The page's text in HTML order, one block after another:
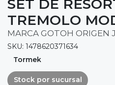
SET DE
TREMOLO
MARCA GOTOH ORIGEN
SKU: 1478620371634
Tormek
Stock por sucursal